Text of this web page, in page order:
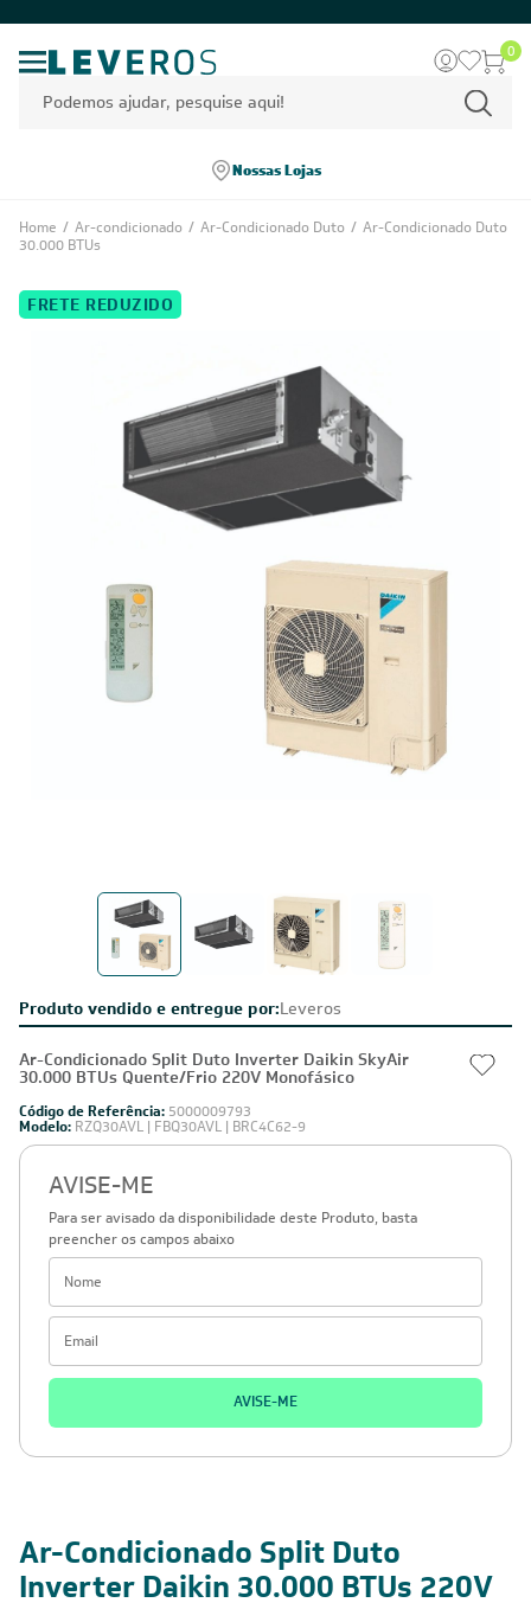
0
Nossas Lojas
Home / Ar-condicionado / Ar-Condicionado Duto / Ar-Condicionado Duto
30.000 BTUs
Produto vendido e entregue por:Leveros
Ar-Condicionado Split Duto Inverter Daikin SkyAir
30.000 BTUs Quente/Frio 220V Monofásico
Código de Referência: 5000009793
Modelo: RZQ30AVL | FBQ30AVL | BRC4C62-9
AVISE-ME
Para ser avisado da disponibilidade deste Produto, basta
preencher os campos abaixo
AVISE-ME
Ar-Condicionado Split Duto
Inverter Daikin 30.000 BTUs 220V
FRETE REDUZIDO